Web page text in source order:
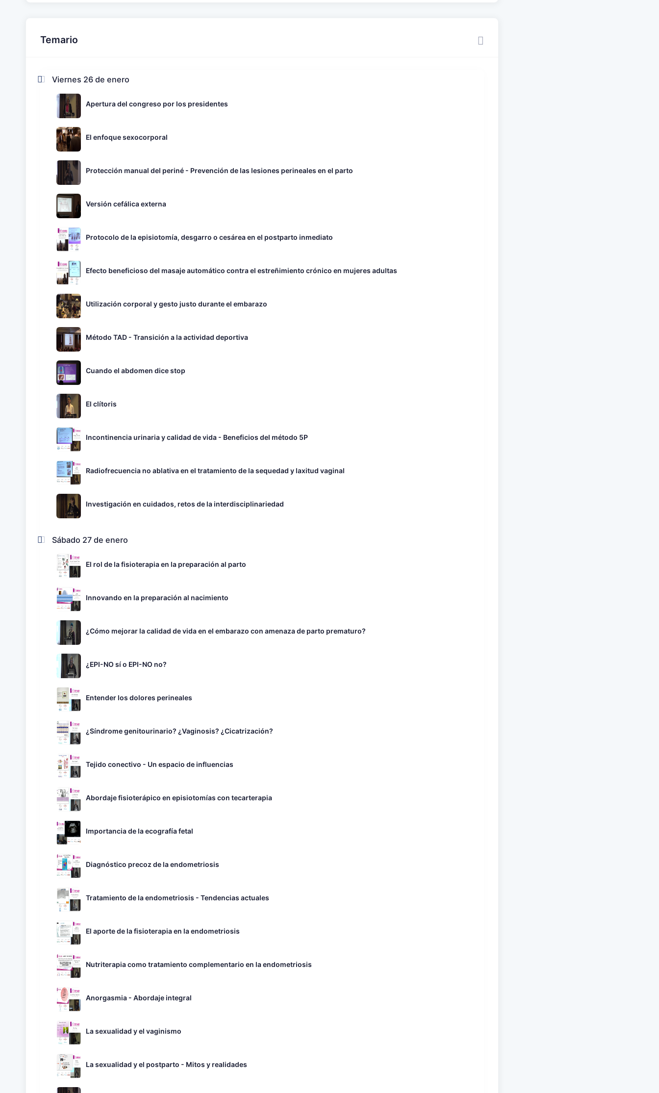
Temario
Viernes 26 de enero
Apertura del congreso por los presidentes
El enfoque sexocorporal
Protección manual del periné - Prevención de las lesiones perineales en el parto
Versión cefálica externa
Protocolo de la episiotomía, desgarro o cesárea en el postparto inmediato
Efecto beneficioso del masaje automático contra el estreñimiento crónico en mujeres adultas
Utilización corporal y gesto justo durante el embarazo
Método TAD - Transición a la actividad deportiva
Cuando el abdomen dice stop
El clítoris
Incontinencia urinaria y calidad de vida - Beneficios del método 5P
Radiofrecuencia no ablativa en el tratamiento de la sequedad y laxitud vaginal
Investigación en cuidados, retos de la interdisciplinariedad
Sábado 27 de enero
El rol de la fisioterapia en la preparación al parto
Innovando en la preparación al nacimiento
¿Cómo mejorar la calidad de vida en el embarazo con amenaza de parto prematuro?
¿EPI-NO sí o EPI-NO no?
Entender los dolores perineales
¿Síndrome genitourinario? ¿Vaginosis? ¿Cicatrización?
Tejido conectivo - Un espacio de influencias
Abordaje fisioterápico en episiotomías con tecarterapia
Importancia de la ecografía fetal
Diagnóstico precoz de la endometriosis
Tratamiento de la endometriosis - Tendencias actuales
El aporte de la fisioterapia en la endometriosis
Nutriterapia como tratamiento complementario en la endometriosis
Anorgasmia - Abordaje integral
La sexualidad y el vaginismo
La sexualidad y el postparto - Mitos y realidades